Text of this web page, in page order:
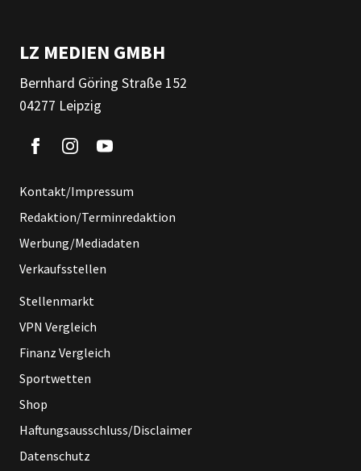
LZ MEDIEN GMBH
Bernhard Göring Straße 152
04277 Leipzig
Kontakt/Impressum
Redaktion/Terminredaktion
Werbung/Mediadaten
Verkaufsstellen
Stellenmarkt
VPN Vergleich
Finanz Vergleich
Sportwetten
Shop
Haftungsausschluss/Disclaimer
Datenschutz